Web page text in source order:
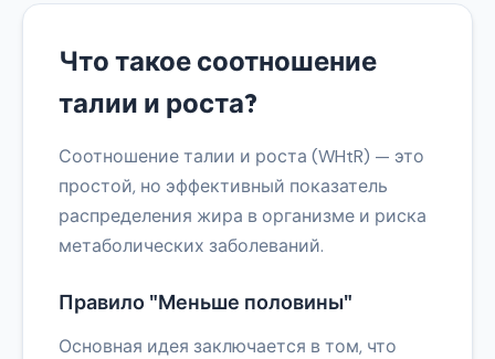
Что такое соотношение
талии и роста?
Соотношение талии и роста (WHtR) — это
простой, но эффективный показатель
распределения жира в организме и риска
метаболических заболеваний.
Правило "Меньше половины"
Основная идея заключается в том, что